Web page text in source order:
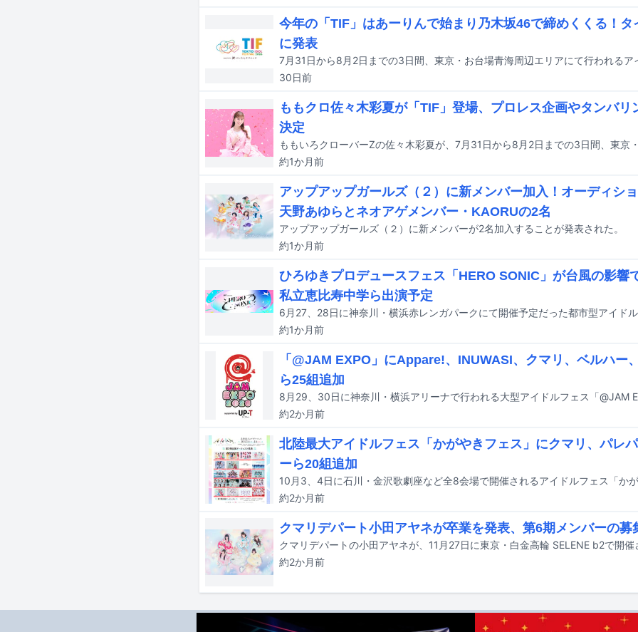
今年の「TIF」はあーりんで始まり乃木坂46で締めくくる！タ
に発表
30日前
ももクロ佐々木彩夏が「TIF」登場、プロレス企画やタンバリ
決定
約1か月前
アップアップガールズ（２）に新メンバー加入！オーディシ
天野あゆらとネオアゲメンバー・KAORUの2名
アップアップガールズ（２）に新メンバーが2名加入することが発表された。
約1か月前
ひろゆきプロデュースフェス「HERO SONIC」が台風の影
私立恵比寿中学ら出演予定
約1か月前
「@JAM EXPO」にAppare!、INUWASI、クマリ、ベルハー
ら25組追加
約2か月前
北陸最大アイドルフェス「かがやきフェス」にクマリ、パレ
ーら20組追加
約2か月前
クマリデパート小田アヤネが卒業を発表、第6期メンバーの募
約2か月前